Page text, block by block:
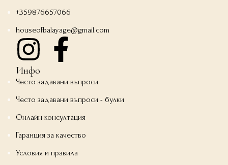
+359876657066
houseofbalayage@gmail.com
Инфо
Често задавани въпроси
Често задавани въпроси - булки
Онлайн консултация
Гаранция за качество
Условия и правила